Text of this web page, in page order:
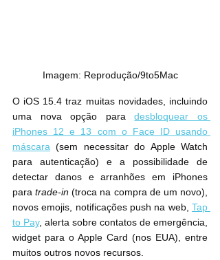
Imagem: Reprodução/9to5Mac
O iOS 15.4 traz muitas novidades, incluindo
uma nova opção para desbloquear os
iPhones 12 e 13 com o Face ID usando
máscara (sem necessitar do Apple Watch
para autenticação) e a possibilidade de
detectar danos e arranhões em iPhones
para trade-in (troca na compra de um novo),
novos emojis, notificações push na web, Tap
to Pay, alerta sobre contatos de emergência,
widget para o Apple Card (nos EUA), entre
muitos outros novos recursos.